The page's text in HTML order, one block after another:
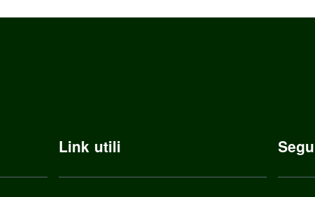
Link utili